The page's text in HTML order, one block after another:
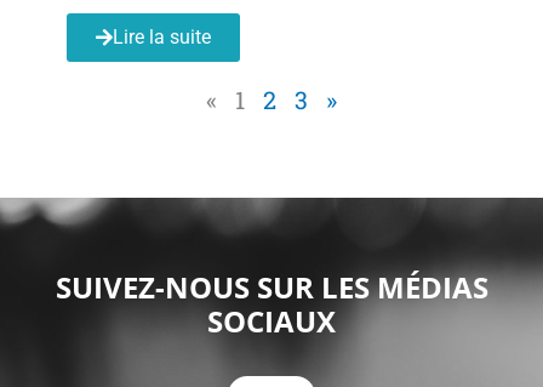
Lire la suite
« 1 2 3 »
SUIVEZ-NOUS SUR LES MÉDIAS
SOCIAUX